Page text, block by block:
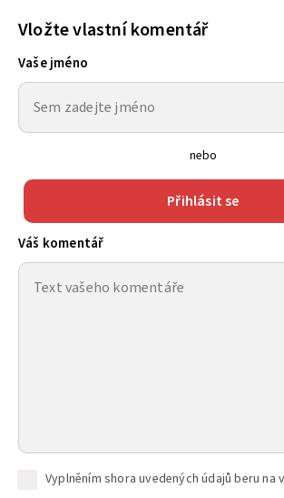
Vložte vlastní komentář
Vaše jméno
nebo
Přihlásit se
Váš komentář